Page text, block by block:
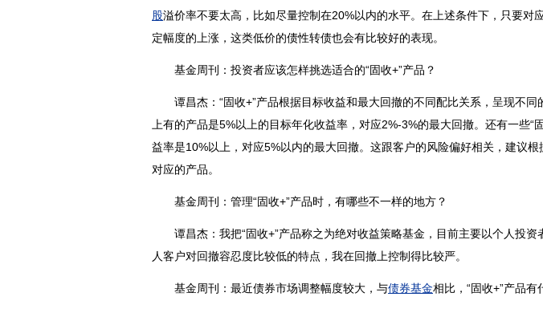
股溢价率不要太高，比如尽量控制在20%以内的水平。在上述条件下，只要对
定幅度的上涨，这类低价的债性转债也会有比较好的表现。
基金周刊：投资者应该怎样挑选适合的“固收+”产品？
谭昌杰：“固收+”产品根据目标收益和最大回撤的不同配比关系，呈现不同
上有的产品是5%以上的目标年化收益率，对应2%-3%的最大回撤。还有一些“
益率是10%以上，对应5%以内的最大回撤。这跟客户的风险偏好相关，建议
对应的产品。
基金周刊：管理“固收+”产品时，有哪些不一样的地方？
谭昌杰：我把“固收+”产品称之为绝对收益策略基金，目前主要以个人投资
人客户对回撤容忍度比较低的特点，我在回撤上控制得比较严。
基金周刊：最近债券市场调整幅度较大，与债券基金相比，“固收+”产品有